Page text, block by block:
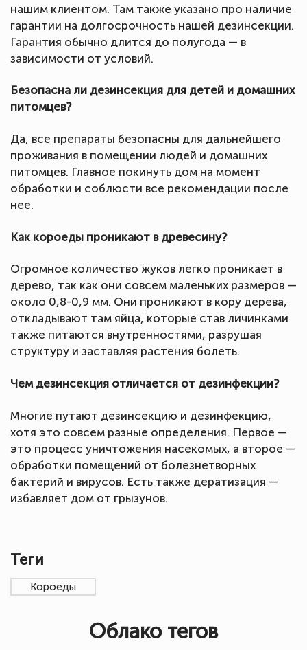
нашим клиентом. Там также указано про наличие
гарантии на долгосрочность нашей дезинсекции.
Гарантия обычно длится до полугода — в
зависимости от условий.
Безопасна ли дезинсекция для детей и домашних
питомцев?
Да, все препараты безопасны для дальнейшего
проживания в помещении людей и домашних
питомцев. Главное покинуть дом на момент
обработки и соблюсти все рекомендации после
нее.
Как короеды проникают в древесину?
Огромное количество жуков легко проникает в
дерево, так как они совсем маленьких размеров —
около 0,8-0,9 мм. Они проникают в кору дерева,
откладывают там яйца, которые став личинками
также питаются внутренностями, разрушая
структуру и заставляя растения болеть.
Чем дезинсекция отличается от дезинфекции?
Многие путают дезинсекцию и дезинфекцию,
хотя это совсем разные определения. Первое —
это процесс уничтожения насекомых, а второе —
обработки помещений от болезнетворных
бактерий и вирусов. Есть также дератизация —
избавляет дом от грызунов.
Теги
Короеды
Облако тегов